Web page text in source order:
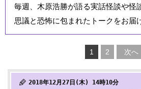
毎週、木原浩勝が語る実話怪談や怪
思議と恐怖に包まれたトークをお届
1 2 次へ
2018年12月27日(木) 14時10分